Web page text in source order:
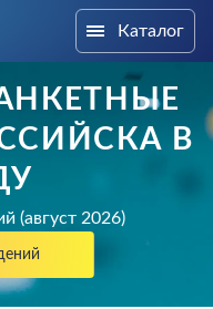
Каталог
В
(август 2026)